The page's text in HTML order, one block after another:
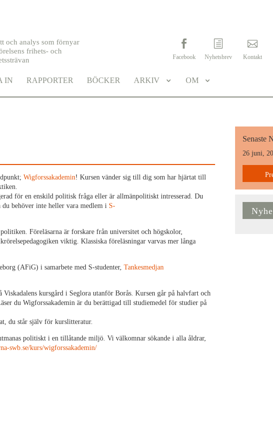
och analys som förnyar
frihets- och
Facebook Nyhetsbrev Kontakt
IN RAPPORTER BÖCKER ARKIV OM
Wigforssakademin! Kursen vänder sig till dig som har hjärtat till
för en enskild politisk fråga eller är allmänpolitiskt intresserad. Du
behöver inte heller vara medlem i S-
Föreläsarna är forskare från universitet och högskolor,
viktig. Klassiska föreläsningar varvas mer långa
(AFiG) i samarbete med S-studenter,Tankesmedjan
kursgård i Seglora utanför Borås. Kursen går på halvfart och
du Wigforssakademin är du berättigad till studiemedel för studier på
du står själv för kurslitteratur.
politiskt i en tillåtande miljö. Vi välkomnar sökande i alla åldrar,
swb.se/kurs/wigforssakademin/
Senaste
26 juni,